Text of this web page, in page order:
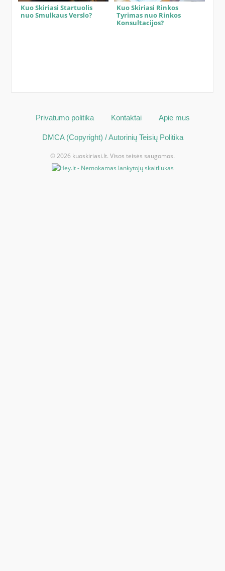
Kuo Skiriasi Startuolis
nuo Smulkaus Verslo?
Kuo Skiriasi Rinkos
Tyrimas nuo Rinkos
Konsultacijos?
Privatumo politika Kontaktai Apie mus
DMCA (Copyright) / Autorinių Teisių Politika
© 2026 kuoskiriasi.lt. Visos teisės saugomos.